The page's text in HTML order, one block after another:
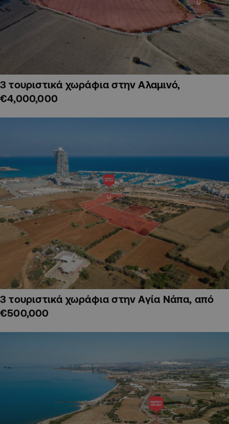
3 τουριστικά χωράφια στην Αλαμινό,
€4,000,000
3 τουριστικά χωράφια στην Αγία Νάπα, από
€500,000